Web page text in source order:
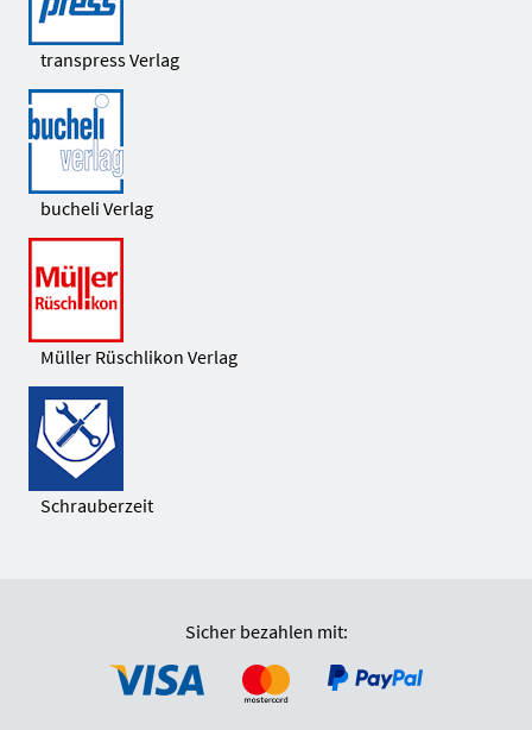
transpress Verlag
bucheli Verlag
Müller Rüschlikon Verlag
Schrauberzeit
Sicher bezahlen mit: